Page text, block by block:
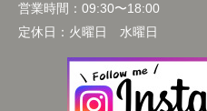
営業時間： 09:30〜18:00
定休日： 火曜日 水曜日